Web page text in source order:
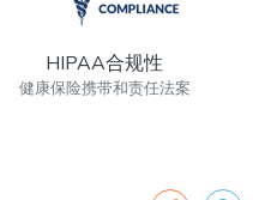
HIPAA合规性
健康保险携带和责任法案